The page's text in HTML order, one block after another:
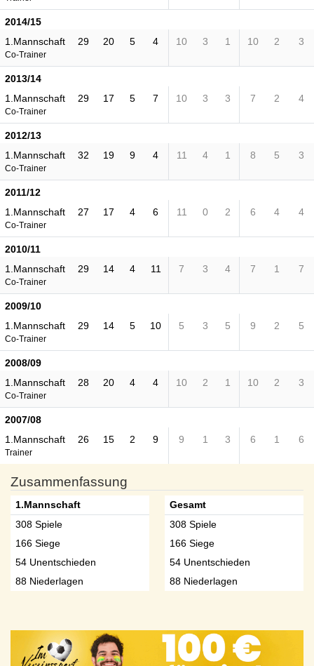
2014/15
1.Mannschaft
Co-Trainer
29 20 5 4 10 3 1 10 2 3
2013/14
1.Mannschaft
Co-Trainer
29 17 5 7 10 3 3 7 2 4
2012/13
1.Mannschaft
Co-Trainer
32 19 9 4 11 4 1 8 5 3
2011/12
1.Mannschaft
Co-Trainer
27 17 4 6 11 0 2 6 4 4
2010/11
1.Mannschaft
Co-Trainer
29 14 4 11 7 3 4 7 1 7
2009/10
1.Mannschaft
Co-Trainer
29 14 5 10 5 3 5 9 2 5
2008/09
1.Mannschaft
Co-Trainer
28 20 4 4 10 2 1 10 2 3
2007/08
1.Mannschaft
Trainer
26 15 2 9 9 1 3 6 1 6
Zusammenfassung
1.Mannschaft
308 Spiele
166 Siege
54 Unentschieden
88 Niederlagen
Gesamt
308 Spiele
166 Siege
54 Unentschieden
88 Niederlagen